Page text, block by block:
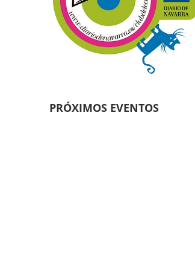
PRÓXIMOS EVENTOS